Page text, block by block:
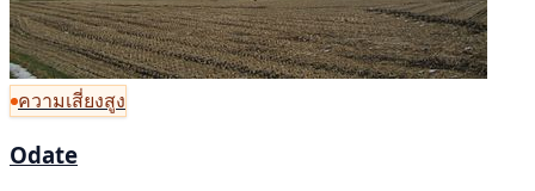
ความเสี่ยงสูง
Odate